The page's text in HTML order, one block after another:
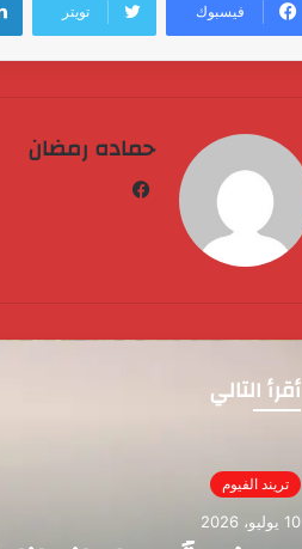
فيسبوك تويتر
حماده رمضان
أقرأ التالي
تريند الفيوم
26 أبريل، 2026 كردان